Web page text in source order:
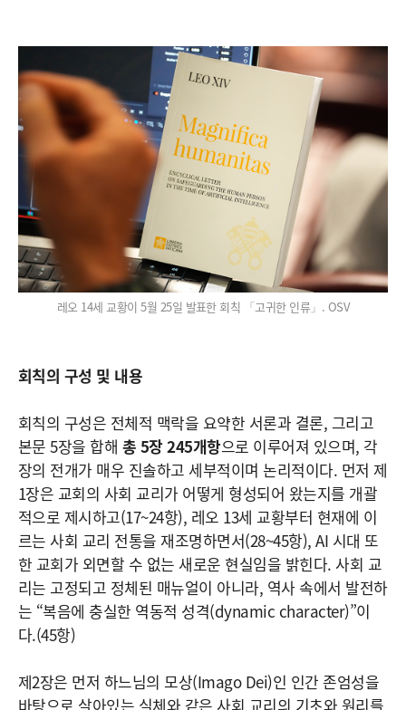
레오 14세 교황이 5월 25일 발표한 회칙 「고귀한 인류」. OSV
회칙의 구성 및 내용
회칙의 구성은 전체적 맥락을 요약한 서론과 결론, 그리고
본문 5장을 합해 총 5장 245개항으로 이루어져 있으며, 각
장의 전개가 매우 진솔하고 세부적이며 논리적이다. 먼저 제
1장은 교회의 사회 교리가 어떻게 형성되어 왔는지를 개괄
적으로 제시하고(17~24항), 레오 13세 교황부터 현재에 이
르는 사회 교리 전통을 재조명하면서(28~45항), AI 시대 또
한 교회가 외면할 수 없는 새로운 현실임을 밝힌다. 사회 교
리는 고정되고 정체된 매뉴얼이 아니라, 역사 속에서 발전하
는 “복음에 충실한 역동적 성격(dynamic character)”이
다.(45항)
제2장은 먼저 하느님의 모상(Imago Dei)인 인간 존엄성을
바탕으로 살아있는 실체와 같은 사회 교리의 기초와 원리를